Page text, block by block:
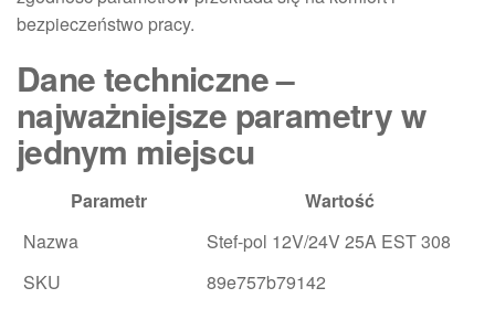
bezpieczeństwo pracy.
Dane techniczne –
najważniejsze parametry w
jednym miejscu
Parametr
Wartość
Nazwa
Stef-pol 12V/24V 25A EST 308
SKU
89e757b79142